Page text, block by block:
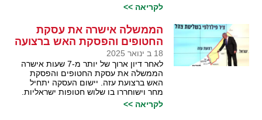
לקריאה >>
הממשלה אישרה את עסקת
החטופים והפסקת האש ברצועה
18 ב ינואר 2025
לאחר דיון ארוך של יותר מ-7 שעות אישרה
הממשלה את עסקת החטופים והפסקת
האש ברצועת עזה. יישום העסקה יתחיל
מחר וישוחררו בו שלוש חטופות ישראליות.
לקריאה >>